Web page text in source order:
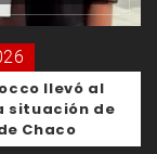
llevó al
situación de
Chaco